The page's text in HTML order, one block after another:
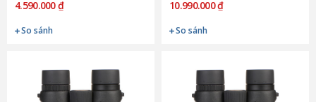
4.590.000 ₫
So sánh
10.990.000 ₫
So sánh